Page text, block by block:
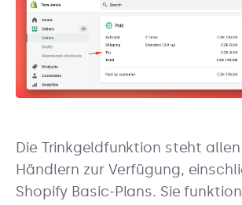
Die Trinkgeldfunktion steht
Händlern zur Verfügung,
Shopify Basic-Plans. Sie